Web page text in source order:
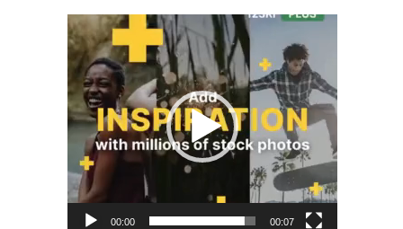
Video
oynatıcı
00:00 00:07